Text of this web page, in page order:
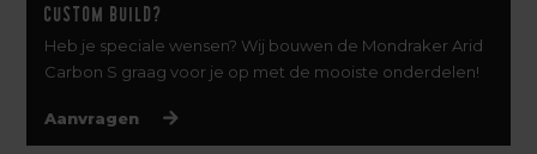
Custom build?
Heb je speciale wensen? Wij bouwen de Mondraker Arid
Carbon S graag voor je op met de mooiste onderdelen!
Aanvragen